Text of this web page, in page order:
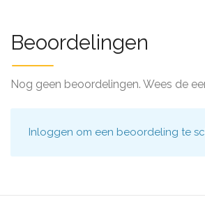
Beoordelingen
Nog geen beoordelingen. Wees de
Inloggen om een beoordeling te